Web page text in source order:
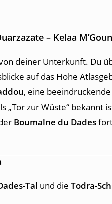
– Kelaa
deiner Unterkunft. Du
auf das Hohe
, eine
„Tor zur Wüste“ bekannt
Boumalne du Dades
Tal und die Todra-